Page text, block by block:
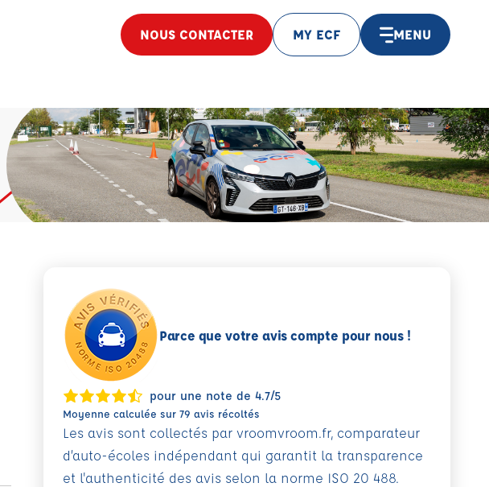
NOUS CONTACTER MY ECF MENU
Parce que votre avis compte pour nous !
pour une note de 4.7/5
Moyenne calculée sur 79 avis récoltés
Les avis sont collectés par vroomvroom.fr, comparateur
d’auto-écoles indépendant qui garantit la transparence
et l'authenticité des avis selon la norme ISO 20 488.